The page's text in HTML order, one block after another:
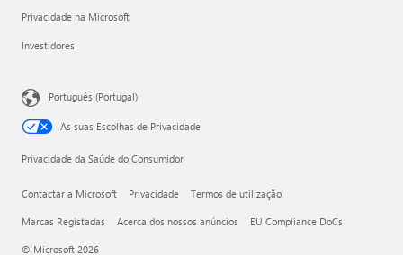
Privacidade na Microsoft
Investidores
Português (Portugal)
As suas Escolhas de Privacidade
Privacidade da Saúde do Consumidor
Contactar a Microsoft Privacidade Termos de utilização
Marcas Registadas Acerca dos nossos anúncios EU Compliance DoCs
© Microsoft 2026